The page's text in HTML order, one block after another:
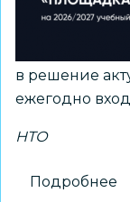
в решение
ежегодно
НТО
Подробнее